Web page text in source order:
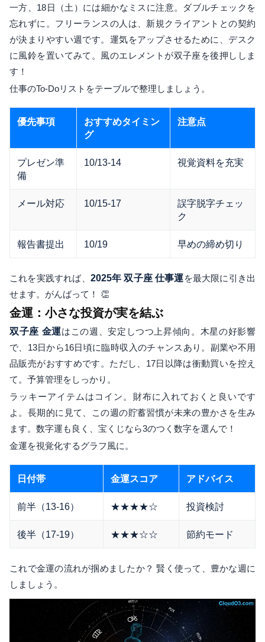
一方、18日（土）には細かなミスに注意。ダブルチェックを
忘れずに。フリーランスの人は、新規クライアントとの契約
が決まりやすい週です。運気をアップさせるために、デスク
に風鈴を置いてみて。風のエレメントが双子座を後押ししま
す！
仕事のTo-Doリストをテーブルで整理しましょう。
優先事項
おすすめタイミン
グ
注意点
プレゼン準
備
10/13-14 視覚資料を充実
メール対応 10/15-17
誤字脱字チェッ
ク
報告書提出 10/19 早めの締め切り
これを実践すれば、 2025年 双子座 仕事運を最大限に引き出
せます。がんばって！ 👏
金運：小さな投資が実を結ぶ
双子座 金運はこの週、安定しつつ上昇傾向。木星の好影響
で、13日から16日頃に臨時収入のチャンスあり。副業や不用
品販売がおすすめです。ただし、17日以降は衝動買いを控え
て。予算管理をしっかり。
ラッキーアイテムはコイン。財布に入れておくと良いです
よ。長期的に見て、この週の貯蓄習慣が未来の豊かさを生み
ます。数字運も良く、宝くじなら3のつく数字を選んで！
金運を視覚化するグラフ風に。
日付帯 金運スコア アドバイス
前半（13-16） ★★★★☆ 投資検討
後半（17-19） ★★★☆☆ 節約モード
これで金運の流れが掴めましたか？ 賢く使って、豊かな週に
しましょう。